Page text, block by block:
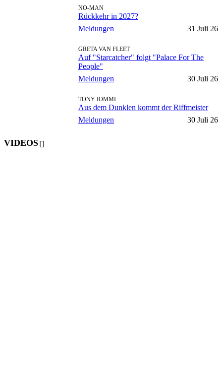
NO-MAN
Rückkehr in 2027?
Meldungen
31 Juli 26
GRETA VAN FLEET
Auf "Starcatcher" folgt "Palace For The
People"
Meldungen
30 Juli 26
TONY IOMMI
Aus dem Dunklen kommt der Riffmeister
Meldungen
30 Juli 26
VIDEOS